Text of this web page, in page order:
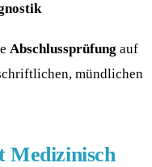
Abschlussprüfung auf
mündlichen
Medizinisch